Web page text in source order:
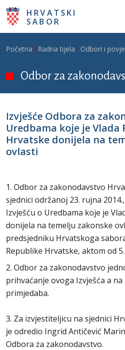
Skoči na glavni sadržaj
HRVATSKI
SABOR
Breadcrumb
Početna Radna tijela Odbori i
Odbor za
Izvješće Odbora za
Uredbama koje je Vlada
Hrvatske donijela na
ovlasti
1. Odbor za zakonodavstvo
sjednici održanoj 23. rujna
Izvješću o Uredbama koje je
donijela na temelju zakonske
predsjedniku Hrvatskoga
Republike Hrvatske, aktom od
2. Odbor za zakonodavstvo
prihvaćanje ovoga Izvješća a
primjedaba.
3. Za izvjestiteljicu na sjednici
je odredio Ingrid Antičević
Odbora za zakonodavstvo.